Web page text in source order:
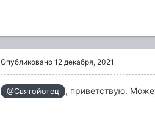
Опубликовано 12 декабря, 2021
@Святойотец , приветствую.